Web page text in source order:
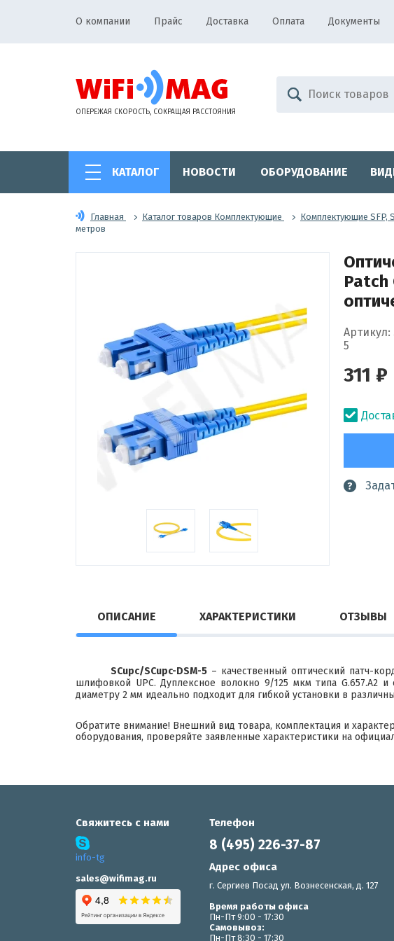
О компании Прайс Доставка Оплата Документы
ОПЕРЕЖАЯ СКОРОСТЬ, СОКРАЩАЯ РАССТОЯНИЯ
КАТАЛОГ НОВОСТИ ОБОРУДОВАНИЕ
Главная Каталог товаров Комплектующие Комплектующие SFP,
метров
Patch
Артикул:
5
311 ₽
ОПИСАНИЕ ХАРАКТЕРИСТИКИ ОТЗЫВЫ
SCupc/SCupc-DSM-5 – качественный оптический патч-
шлифовкой UPC. Дуплексное волокно 9/125 мкм типа G.657.A2
диаметру 2 мм идеально подходит для гибкой установки в
Обратите внимание! Внешний вид товара, комплектация и
оборудования, проверяйте заявленные характеристики на
Свяжитесь с нами
info-tg
sales@wifimag.ru
Телефон
8 (495) 226-37-87
Адрес офиса
г. Сергиев Посад ул. Вознесенская, д. 127
Время работы офиса
Пн-Пт 9:00 - 17:30
Самовывоз:
Пн-Пт 8:30 - 17:30